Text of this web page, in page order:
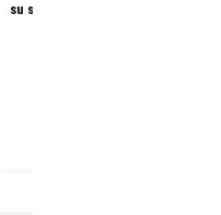
su sueño